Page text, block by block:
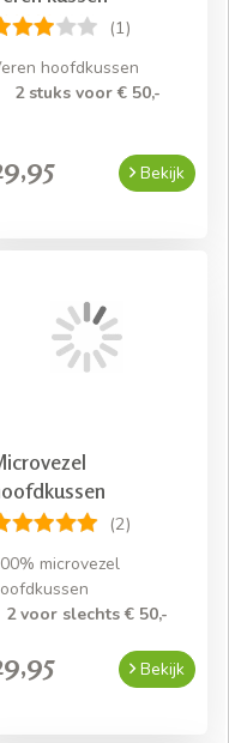
(1)
hoofdkussen
2 stuks voor € 50,-
Bekijk
(2)
microvezel
2 voor slechts € 50,-
Bekijk